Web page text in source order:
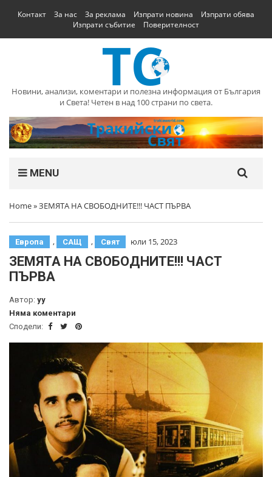
Контакт За нас За реклама Изпрати новина
Изпрати обява
Изпрати събитие
Поверителност
Новини, анализи, коментари и полезна информация от България
и Света! Четен в над 100 страни по света.
MENU
Home»ЗЕМЯТА НА СВОБОДНИТЕ!!! ЧАСТ ПЪРВА
Европа , САЩ , Свят юли 15, 2023
ЗЕМЯТА НА СВОБОДНИТЕ!!! ЧАСТ
ПЪРВА
Автор: yy
Няма коментари
Сподели: